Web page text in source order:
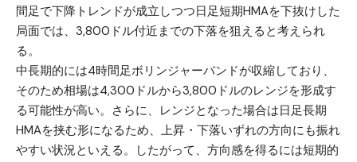
間足で下降トレンドが成立しつつ日足短期HMAを下抜けした
局面では、3,800ドル付近までの下落を狙えると考えられ
る。
中長期的には4時間足ボリンジャーバンドが収縮しており、
そのため相場は4,300ドルから3,800ドルのレンジを形成す
る可能性が高い。さらに、レンジとなった場合は日足長期
HMAを挟む形になるため、上昇・下落いずれの方向にも振れ
やすい状況といえる。したがって、方向感を得るには短期的